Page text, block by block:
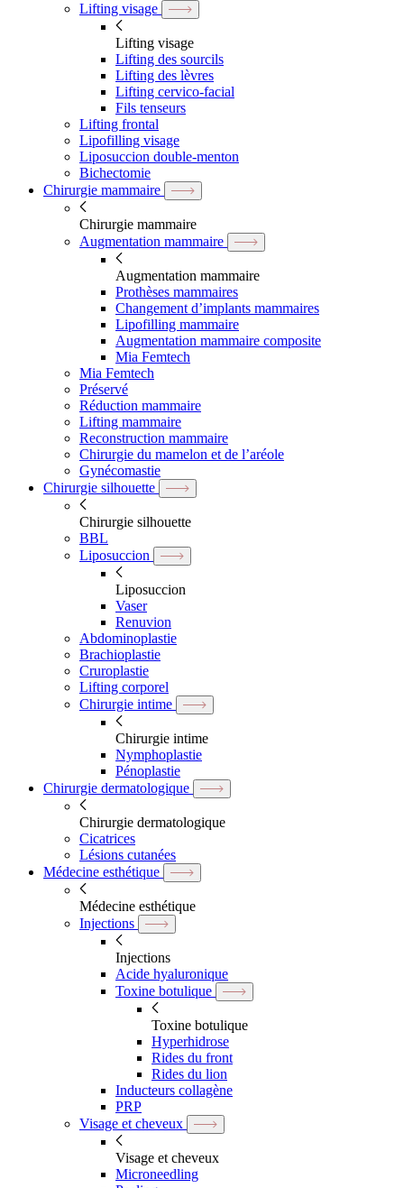
Lifting visage
Lifting visage
Lifting des sourcils
Lifting des lèvres
Lifting cervico-facial
Fils tenseurs
Lifting frontal
Lipofilling visage
Liposuccion double-menton
Bichectomie
Chirurgie mammaire
Chirurgie mammaire
Augmentation mammaire
Augmentation mammaire
Prothèses mammaires
Changement d’implants mammaires
Lipofilling mammaire
Augmentation mammaire composite
Mia Femtech
Mia Femtech
Préservé
Réduction mammaire
Lifting mammaire
Reconstruction mammaire
Chirurgie du mamelon et de l’aréole
Gynécomastie
Chirurgie silhouette
Chirurgie silhouette
BBL
Liposuccion
Liposuccion
Vaser
Renuvion
Abdominoplastie
Brachioplastie
Cruroplastie
Lifting corporel
Chirurgie intime
Chirurgie intime
Nymphoplastie
Pénoplastie
Chirurgie dermatologique
Chirurgie dermatologique
Cicatrices
Lésions cutanées
Médecine esthétique
Médecine esthétique
Injections
Injections
Acide hyaluronique
Toxine botulique
Toxine botulique
Hyperhidrose
Rides du front
Rides du lion
Inducteurs collagène
PRP
Visage et cheveux
Visage et cheveux
Microneedling